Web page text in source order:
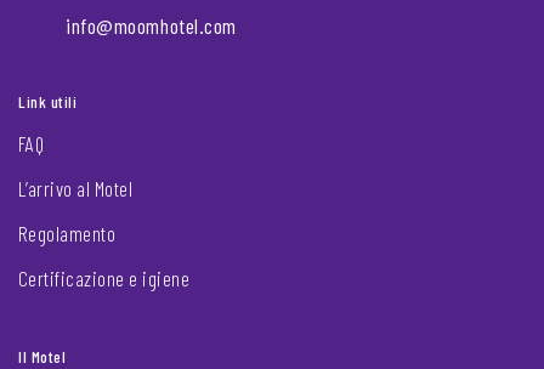
info@moomhotel.com
Link utili
FAQ
L’arrivo al Motel
Regolamento
Certificazione e igiene
Il Motel